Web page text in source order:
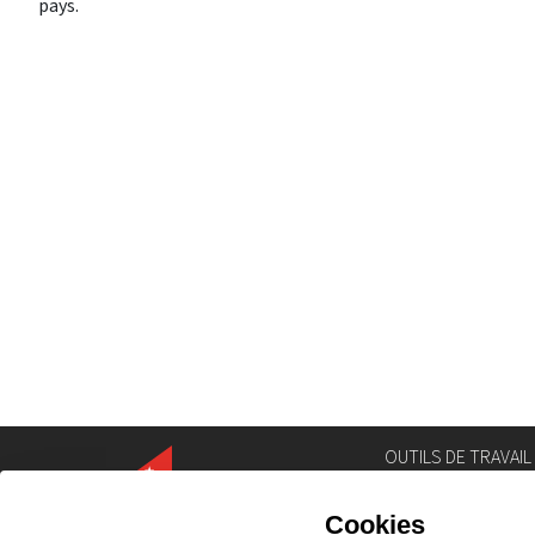
OUTILS DE TRAVAIL
Géoportail